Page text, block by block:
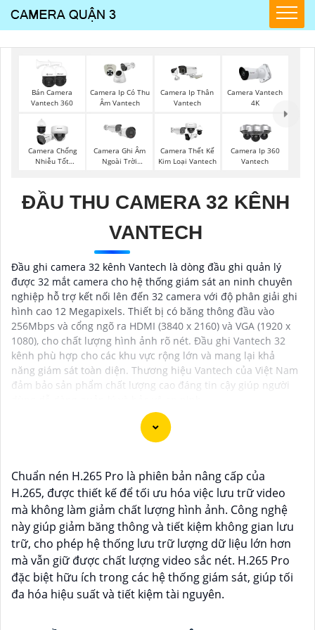
Bán Camera
Vantech 360
Camera Ip Có Thu
Âm Vantech
Camera Ip Thân
Vantech
Camera Vantech
4K
Camera Chống
Nhiễu Tốt
Camera Ghi Âm
Ngoài Trời
Camera Thết Kế
Kim Loại Vantech
Camera Ip 360
Vantech
ĐẦU THU CAMERA 32 KÊNH
VANTECH
Đầu ghi camera 32 kênh Vantech là dòng đầu ghi quản lý
được 32 mắt camera cho hệ thống giám sát an ninh chuyên
nghiệp hỗ trợ kết nối lên đến 32 camera với độ phân giải ghi
hình cao 12 Megapixels. Thiết bị có băng thông đầu vào
256Mbps và cổng ngõ ra HDMI (3840 x 2160) và VGA (1920 x
1080), cho chất lượng hình ảnh rõ nét. Đầu ghi Vantech 32
kênh phù hợp cho các khu vực rộng lớn và mang lại khả
năng giám sát toàn diện. Thương hiệu Vantech của Việt Nam
đảm bảo sản phẩm chất lượng cao đáng tin cậy giúp người
Camera Vantech là một thương hiệu camera an ninh
hàng đầu tại Việt Nam, chúng được thiết kế với công
nghệ hiện đại và chất lượng cao để khẳng định an ninh
và giám sát tốt cho ngôi nhà, cửa hàng, văn phòng
hoặc doanh nghiệp của bạn.
Vantech Việt Nam cung cấp các dòng sản phẩm
camera giám sát chất lượng cao như camera IP,
camera HD-TVI, camera AHD, camera wifi, camera
Vantech được sản xuất theo tiêu chuẩn chất lượng
Chuẩn nén H.265 Pro là phiên bản nâng cấp của
H.265, được thiết kế để tối ưu hóa việc lưu trữ video
mà không làm giảm chất lượng hình ảnh. Công nghệ
này giúp giảm băng thông và tiết kiệm không gian lưu
trữ, cho phép hệ thống lưu trữ lượng dữ liệu lớn hơn
mà vẫn giữ được chất lượng video sắc nét. H.265 Pro
đặc biệt hữu ích trong các hệ thống giám sát, giúp tối
đa hóa hiệu suất và tiết kiệm tài nguyên.